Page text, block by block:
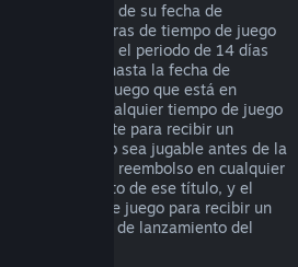
en Steam antes de su fecha de
de dos horas de tiempo de juego
beta), pero el periodo de 14 días
no comenzará hasta la fecha de
si compras un juego que está en
, cualquier tiempo de juego
de tiempo límite para recibir un
un título que no sea jugable antes de la
solicitar un reembolso en cualquier
de lanzamiento de ese título, y el
de tiempo de juego para recibir un
de la fecha de lanzamiento del